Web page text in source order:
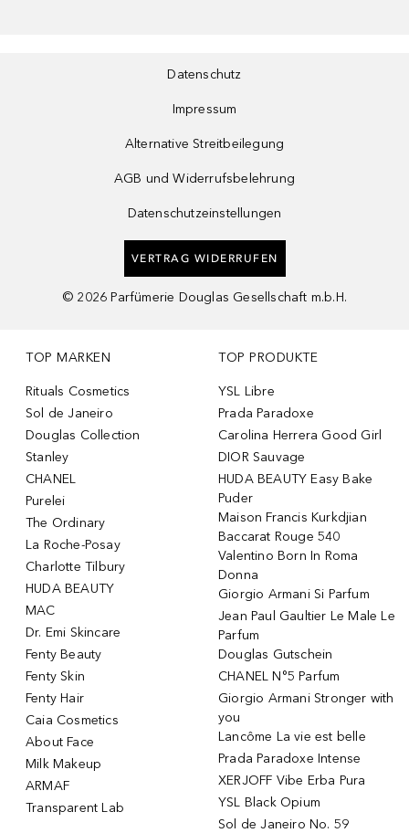
Datenschutz
Impressum
Alternative Streitbeilegung
AGB und Widerrufsbelehrung
Datenschutzeinstellungen
VERTRAG WIDERRUFEN
© 2026 Parfümerie Douglas Gesellschaft m.b.H.
TOP MARKEN
Rituals Cosmetics
Sol de Janeiro
Douglas Collection
Stanley
CHANEL
Purelei
The Ordinary
La Roche-Posay
Charlotte Tilbury
HUDA BEAUTY
MAC
Dr. Emi Skincare
Fenty Beauty
Fenty Skin
Fenty Hair
Caia Cosmetics
About Face
Milk Makeup
ARMAF
Transparent Lab
TOP PRODUKTE
YSL Libre
Prada Paradoxe
Carolina Herrera Good Girl
DIOR Sauvage
HUDA BEAUTY Easy Bake
Puder
Maison Francis Kurkdjian
Baccarat Rouge 540
Valentino Born In Roma
Donna
Giorgio Armani Si Parfum
Jean Paul Gaultier Le Male Le
Parfum
Douglas Gutschein
CHANEL N°5 Parfum
Giorgio Armani Stronger with
you
Lancôme La vie est belle
Prada Paradoxe Intense
XERJOFF Vibe Erba Pura
YSL Black Opium
Sol de Janeiro No. 59